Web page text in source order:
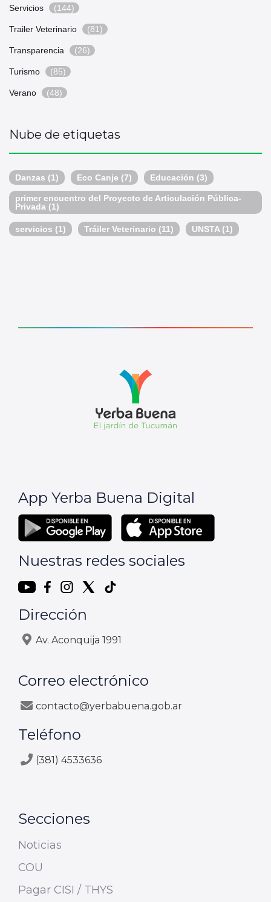
Servicios (144)
Trailer Veterinario (81)
Transparencia (26)
Turismo (85)
Verano (48)
Nube de etiquetas
Danzas (1) Eco Canje (7) Educación (3)
primer encuentro del Proyecto de Articulación Pública-
Privada (1)
servicios (1) Tráiler Veterinario (11) UNSTA (1)
App Yerba Buena Digital
Nuestras redes sociales
Dirección
Av. Aconquija 1991
Correo electrónico
contacto@yerbabuena.gob.ar
Teléfono
(381) 4533636
Secciones
Noticias
COU
Pagar CISI / THYS